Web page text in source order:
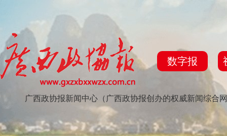
数字报
广西政协报新闻中心（广西政协报创办的权威新闻综合